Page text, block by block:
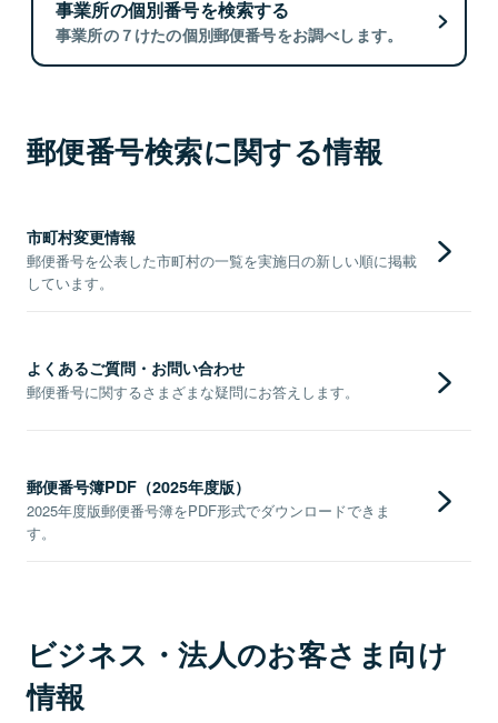
事業所の個別番号を検索する
事業所の７けたの個別郵便番号をお調べします。
郵便番号検索に関する情報
市町村変更情報
郵便番号を公表した市町村の一覧を実施日の新しい順に掲載
しています。
よくあるご質問・お問い合わせ
郵便番号に関するさまざまな疑問にお答えします。
郵便番号簿PDF（2025年度版）
2025年度版郵便番号簿をPDF形式でダウンロードできま
す。
ビジネス・法人のお客さま向け
情報